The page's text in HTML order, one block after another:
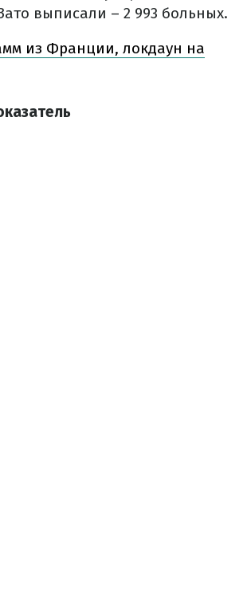
выписали – 2 993 больных.
из Франции, локдаун на